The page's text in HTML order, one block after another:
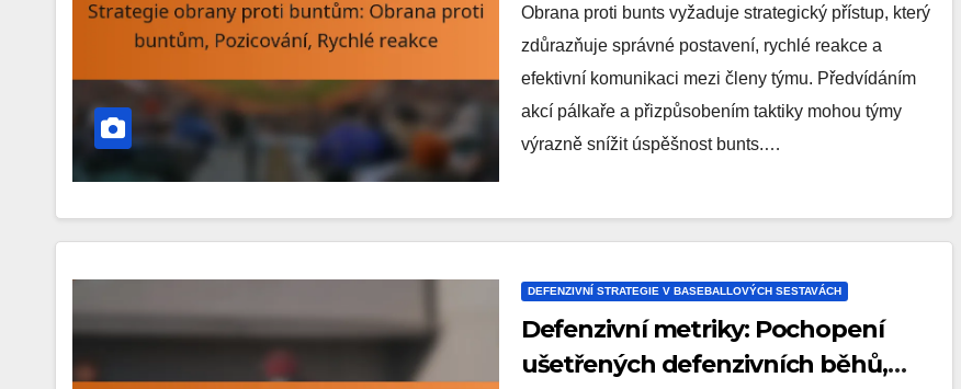
Obrana proti bunts vyžaduje strategický přístup, který
zdůrazňuje správné postavení, rychlé reakce a
efektivní komunikaci mezi členy týmu. Předvídáním
akcí pálkaře a přizpůsobením taktiky mohou týmy
výrazně snížit úspěšnost bunts.…
DEFENZIVNÍ STRATEGIE V BASEBALLOVÝCH SESTAVÁCH
Defenzivní metriky: Pochopení
ušetřených defenzivních běhů,